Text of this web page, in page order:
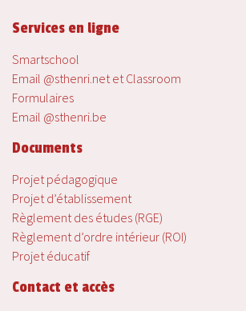
Services en ligne
Smartschool
Email @sthenri.net et Classroom
Formulaires
Email @sthenri.be
Documents
Projet pédagogique
Projet d’établissement
Règlement des études (RGE)
Règlement d’ordre intérieur (ROI)
Projet éducatif
Contact et accès